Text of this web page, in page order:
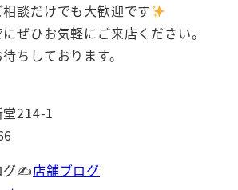
談だけでも大歓迎です
ぜひお気軽にご来店ください。
ちしております。
堂214-1
グ✍店舗ブログ